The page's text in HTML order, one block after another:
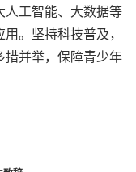
人工智能、大数据等
。坚持科技普及，
措并举，保障青少年